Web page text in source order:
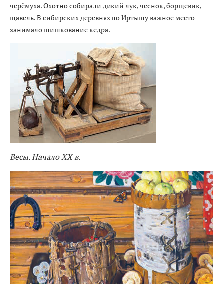
черёмуха. Охотно собирали дикий лук, чеснок, борщевик,
щавель. В сибирских деревнях по Иртышу важное место
занимало шишкование кедра.
Весы. Начало XX в.